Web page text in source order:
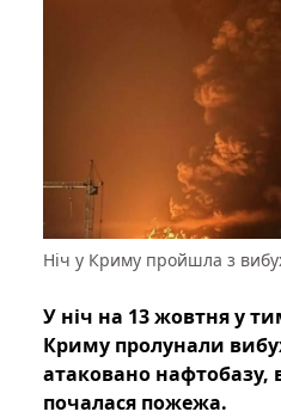
Ніч у Криму пройшла з
У ніч на 13 жовтня у
Криму пролунали
атаковано нафтобазу,
почалася пожежа.